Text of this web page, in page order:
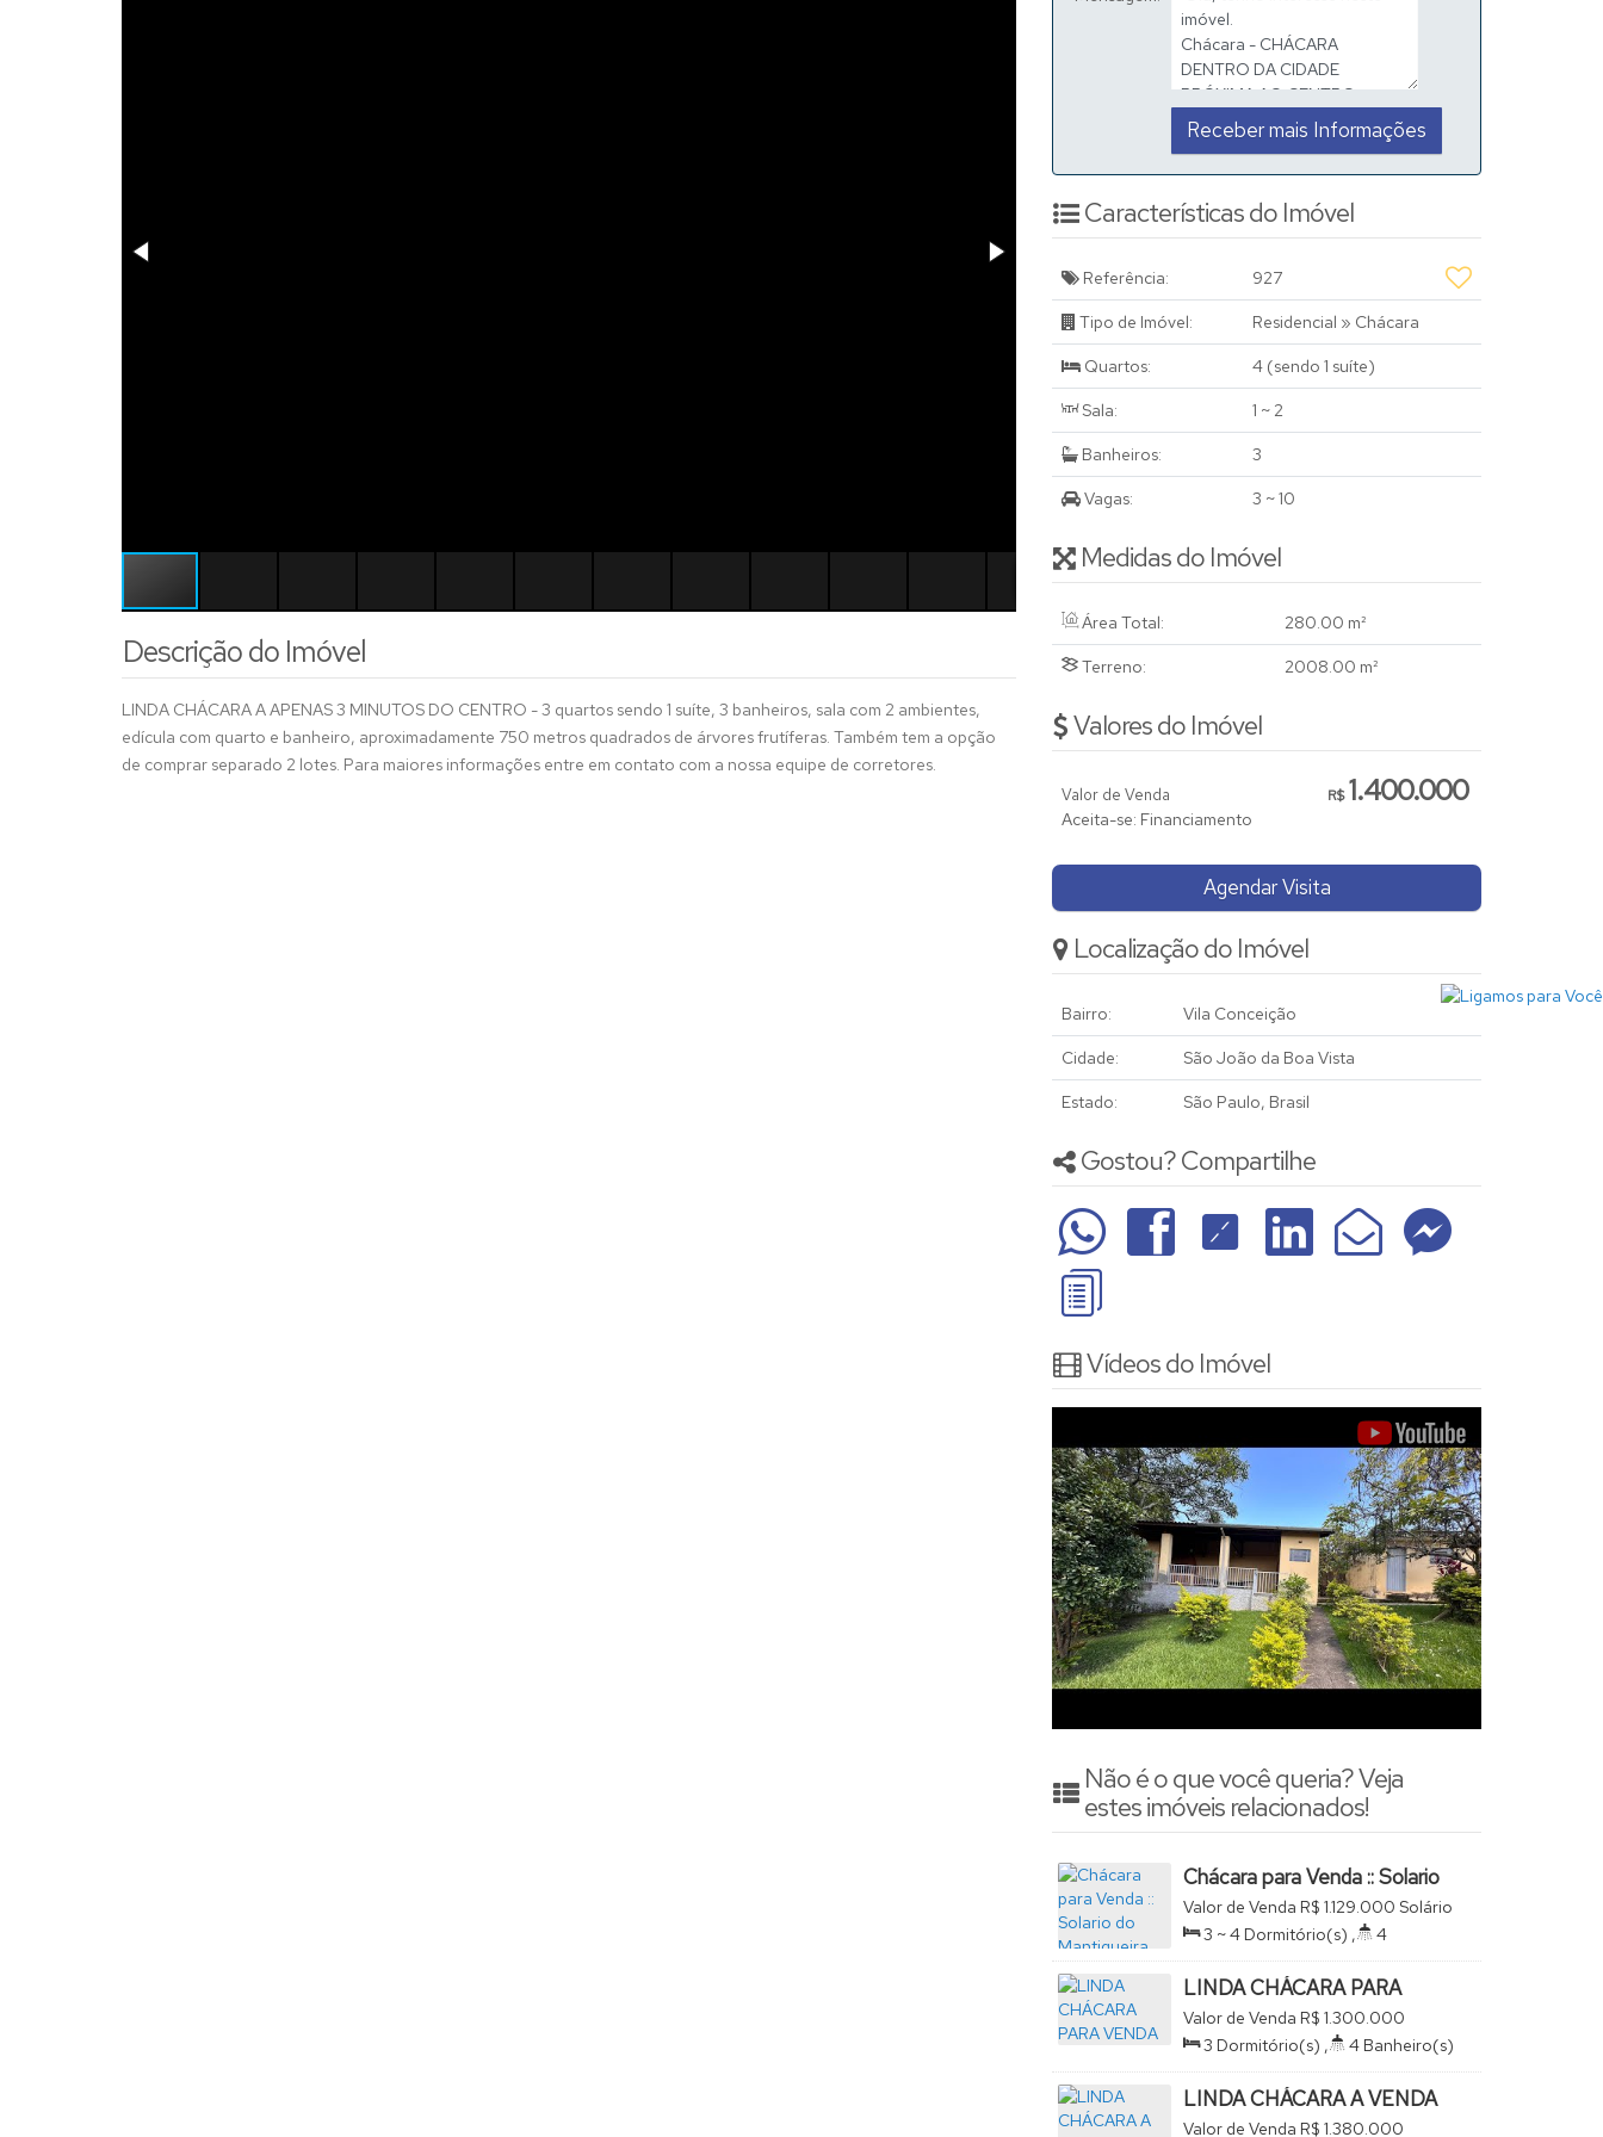
Descrição do Imóvel
LINDA CHÁCARA A APENAS 3 MINUTOS DO CENTRO - 3 quartos sendo 1 suíte, 3 banheiros, sala com 2 ambientes,
edícula com quarto e banheiro, aproximadamente 750 metros quadrados de árvores frutíferas. Também tem a opção
de comprar separado 2 lotes. Para maiores informações entre em contato com a nossa equipe de corretores.
Características do Imóvel
Referência: 927
Tipo de Imóvel: Residencial » Chácara
Quartos: 4 (sendo 1 suíte)
Sala: 1 ~ 2
Banheiros: 3
Vagas: 3 ~ 10
Medidas do Imóvel
Área Total: 280.00 m²
Terreno: 2008.00 m²
Valores do Imóvel
R$1.400.000
Valor de Venda
Aceita-se: Financiamento
Agendar Visita
Localização do Imóvel
Bairro: Vila Conceição
Cidade: São João da Boa Vista
Estado: São Paulo, Brasil
Gostou? Compartilhe
Vídeos do Imóvel
Não é o que você queria? Veja
estes imóveis relacionados!
Chácara para Venda :: Solario
do Mantiqueira
R$ 1.129.000
Valor de Venda
Solário
da Mantiqueira, São João da Boa
Vista, São Paulo, Brasil
3 ~ 4 Dormitório(s) ,
4
Banheiro(s), 2Sala(s),
1
Suíte(s)
4 Vaga(s) ,
Útil:
430.00m² , Terreno: 1000.00
LINDA CHÁCARA PARA
VENDA
R$ 1.300.000
Valor de Venda
Solário da Mantiqueira, São João
da Boa Vista, São Paulo, Brasil
3 Dormitório(s) , 4 Banheiro(s)
,
1 Sala(s) , 1 Suíte(s),
Total:
1170.00m², 1 Vaga(s),
Útil:
245.00m²
LINDA CHÁCARA A VENDA
NO SOLARIO DA
R$ 1.380.000
Valor de Venda